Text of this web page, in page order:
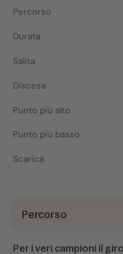
Percorso
Per i veri campioni il
Percorso
Durata
Salita
Discesa
Punto più alto
Punto più basso
Scarica